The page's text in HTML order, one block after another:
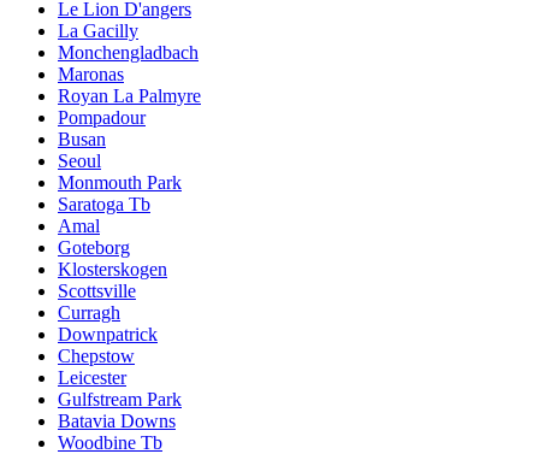
Le Lion D'angers
La Gacilly
Monchengladbach
Maronas
Royan La Palmyre
Pompadour
Busan
Seoul
Monmouth Park
Saratoga Tb
Amal
Goteborg
Klosterskogen
Scottsville
Curragh
Downpatrick
Chepstow
Leicester
Gulfstream Park
Batavia Downs
Woodbine Tb